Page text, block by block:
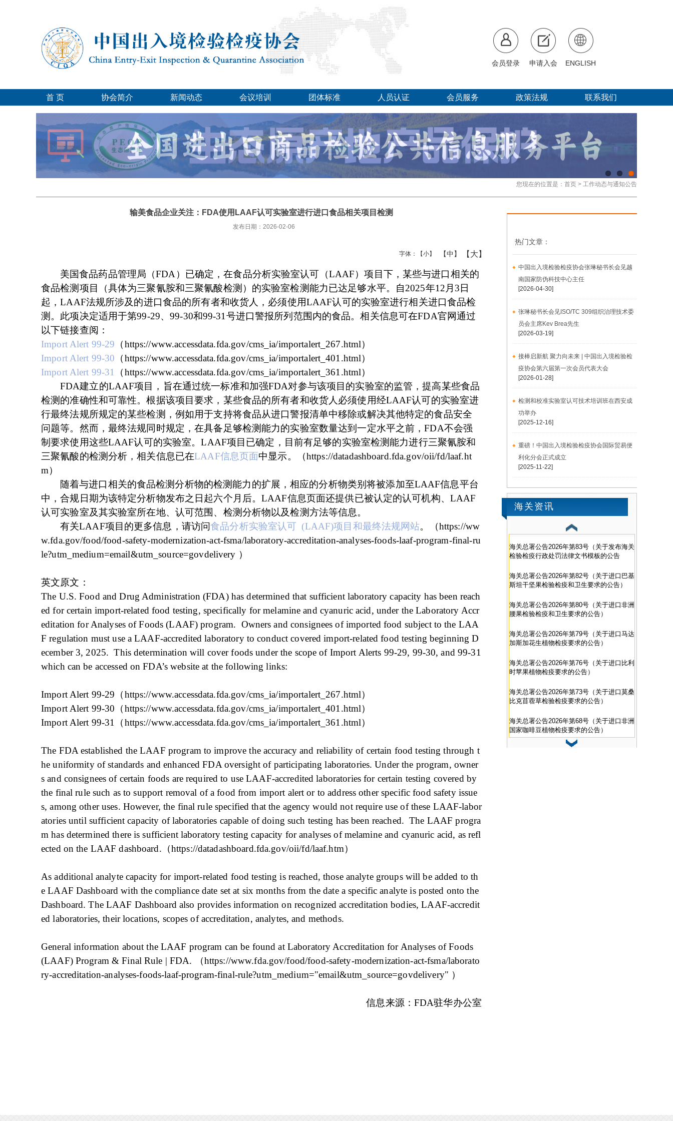
会员登录 申请入会 ENGLISH
首 页 协会简介 新闻动态 会议培训 团体标准 人员认证 会员服务 政策法规 联系我们
您现在的位置是： 首页 > 工作动态与通知公告
输美食品企业关注：FDA使用LAAF认可实验室进行进口食品相关项目检测
发布日期：2026-02-06
字体： 【小】 【中】 【大】
美国食品药品管理局（FDA）已确定，在食品分析实验室认可（LAAF）项目下，某些与进口相关的
食品检测项目（具体为三聚氰胺和三聚氰酸检测）的实验室检测能力已达足够水平。自2025年12月3日
起，LAAF法规所涉及的进口食品的所有者和收货人，必须使用LAAF认可的实验室进行相关进口食品检
测。此项决定适用于第99-29、99-30和99-31号进口警报所列范围内的食品。相关信息可在FDA官网通过
以下链接查阅：
Import Alert 99-29 （https://www.accessdata.fda.gov/cms_ia/importalert_267.html）
Import Alert 99-30 （https://www.accessdata.fda.gov/cms_ia/importalert_401.html）
Import Alert 99-31
（https://www.accessdata.fda.gov/cms_ia/importalert_361.html）
FDA建立的LAAF项目，旨在通过统一标准和加强FDA对参与该项目的实验室的监管，提高某些食品
检测的准确性和可靠性。根据该项目要求，某些食品的所有者和收货人必须使用经LAAF认可的实验室进
行最终法规所规定的某些检测，例如用于支持将食品从进口警报清单中移除或解决其他特定的食品安全
问题等。然而，最终法规同时规定，在具备足够检测能力的实验室数量达到一定水平之前，FDA不会强
制要求使用这些LAAF认可的实验室。LAAF项目已确定，目前有足够的实验室检测能力进行三聚氰胺和
三聚氰酸的检测分析，相关信息已在LAAF信息页面中显示。 （https://datadashboard.fda.gov/oii/fd/laaf.ht
m）
随着与进口相关的食品检测分析物的检测能力的扩展，相应的分析物类别将被添加至LAAF信息平台
中，合规日期为该特定分析物发布之日起六个月后。LAAF信息页面还提供已被认定的认可机构、LAAF
认可实验室及其实验室所在地、认可范围、检测分析物以及检测方法等信息。
有关LAAF项目的更多信息，请访问食品分析实验室认可 (LAAF)项目和最终法规网站。 （https://ww
w.fda.gov/food/food-safety-modernization-act-fsma/laboratory-accreditation-analyses-foods-laaf-program-final-ru
le?utm_medium=email&utm_source=govdelivery ）
英文原文：
The U.S. Food and Drug Administration (FDA) has determined that sufficient laboratory capacity has been reach
ed for certain import-related food testing, specifically for melamine and cyanuric acid, under the Laboratory Accr
editation for Analyses of Foods (LAAF) program. Owners and consignees of imported food subject to the LAA
F regulation must use a LAAF-accredited laboratory to conduct covered import-related food testing beginning D
ecember 3, 2025. This determination will cover foods under the scope of Import Alerts 99-29, 99-30, and 99-31
which can be accessed on FDA’s website at the following links:
Import Alert 99-29（https://www.accessdata.fda.gov/cms_ia/importalert_267.html）
Import Alert 99-30（https://www.accessdata.fda.gov/cms_ia/importalert_401.html）
Import Alert 99-31（https://www.accessdata.fda.gov/cms_ia/importalert_361.html）
The FDA established the LAAF program to improve the accuracy and reliability of certain food testing through t
he uniformity of standards and enhanced FDA oversight of participating laboratories. Under the program, owner
s and consignees of certain foods are required to use LAAF-accredited laboratories for certain testing covered by
the final rule such as to support removal of a food from import alert or to address other specific food safety issue
s, among other uses. However, the final rule specified that the agency would not require use of these LAAF-labor
atories until sufficient capacity of laboratories capable of doing such testing has been reached. The LAAF progra
m has determined there is sufficient laboratory testing capacity for analyses of melamine and cyanuric acid, as refl
ected on the LAAF dashboard.（https://datadashboard.fda.gov/oii/fd/laaf.htm）
As additional analyte capacity for import-related food testing is reached, those analyte groups will be added to th
e LAAF Dashboard with the compliance date set at six months from the date a specific analyte is posted onto the
Dashboard. The LAAF Dashboard also provides information on recognized accreditation bodies, LAAF-accredit
ed laboratories, their locations, scopes of accreditation, analytes, and methods.
General information about the LAAF program can be found at Laboratory Accreditation for Analyses of Foods
(LAAF) Program & Final Rule | FDA. （https://www.fda.gov/food/food-safety-modernization-act-fsma/laborato
ry-accreditation-analyses-foods-laaf-program-final-rule?utm_medium="email&utm_source=govdelivery" ）
信息来源： FDA驻华办公室
热门文章：
中国出入境检验检疫协会张琳秘书长会见越
南国家防伪科技中心主任
[2026-04-30]
张琳秘书长会见ISO/TC 309组织治理技术委
员会主席Kev Brea先生
[2026-03-19]
接棒启新航 聚力向未来 | 中国出入境检验检
疫协会第六届第一次会员代表大会
[2026-01-28]
检测和校准实验室认可技术培训班在西安成
功举办
[2025-12-16]
重磅！中国出入境检验检疫协会国际贸易便
利化分会正式成立
[2025-11-22]
海关资讯
海关总署公告2026年第83号（关于发布海关
检验检疫行政处罚法律文书模板的公告
海关总署公告2026年第82号（关于进口巴基
斯坦干坚果检验检疫和卫生要求的公告）
海关总署公告2026年第80号（关于进口非洲
腰果检验检疫和卫生要求的公告）
海关总署公告2026年第79号（关于进口马达
加斯加花生植物检疫要求的公告）
海关总署公告2026年第76号（关于进口比利
时苹果植物检疫要求的公告）
海关总署公告2026年第73号（关于进口莫桑
比克苜蓿草检验检疫要求的公告）
海关总署公告2026年第68号（关于进口非洲
国家咖啡豆植物检疫要求的公告）